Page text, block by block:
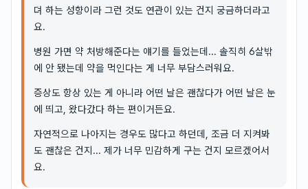
뎌 하는 성향이라 그런 것도 연관이 있는 건지 궁금하더라고
요.
병원 가면 약 처방해준다는 얘기를 들었는데... 솔직히 6살밖
에 안 됐는데 약을 먹인다는 게 너무 부담스러워요.
증상도 항상 있는 게 아니라 어떤 날은 괜찮다가 어떤 날은 눈
에 띄고, 왔다갔다 하는 편이거든요.
자연적으로 나아지는 경우도 많다고 하던데, 조금 더 지켜봐
도 괜찮은 건지... 제가 너무 민감하게 구는 건지 모르겠어서
요.